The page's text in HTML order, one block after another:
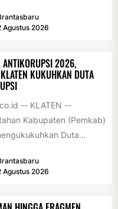
siang. Teriknya sinar...
Agustus 2026
ANTIKORUPSI 2026,
KUKUHKAN DUTA
-- KLATEN --
Kabupaten (Pemkab)
Duta
pemuda. Pengukuhan
Agustus 2026